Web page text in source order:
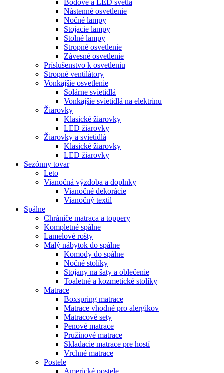
Bodové a LED svetlá
Nástenné osvetlenie
Nočné lampy
Stojacie lampy
Stolné lampy
Stropné osvetlenie
Závesné osvetlenie
Príslušenstvo k osvetleniu
Stropné ventilátory
Vonkajšie osvetlenie
Solárne svietidlá
Vonkajšie svietidlá na elektrinu
Žiarovky
Klasické žiarovky
LED žiarovky
Žiarovky a svietidlá
Klasické žiarovky
LED žiarovky
Sezónny tovar
Leto
Vianočná výzdoba a doplnky
Vianočné dekorácie
Vianočný textil
Spálne
Chrániče matraca a toppery
Kompletné spálne
Lamelové rošty
Malý nábytok do spálne
Komody do spálne
Nočné stolíky
Stojany na šaty a oblečenie
Toaletné a kozmetické stolíky
Matrace
Boxspring matrace
Matrace vhodné pro alergikov
Matracové sety
Penové matrace
Pružinové matrace
Skladacie matrace pre hostí
Vrchné matrace
Postele
Americké postele